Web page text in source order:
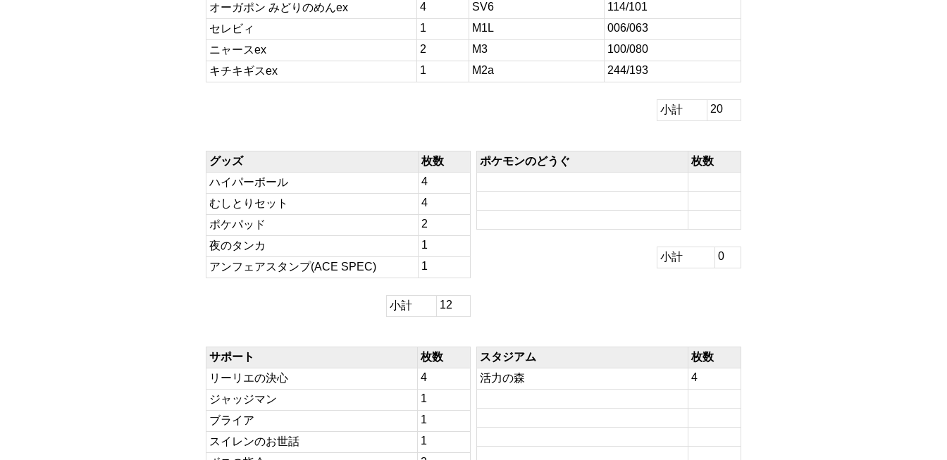
オーガポン みどりのめんex
4 SV6
114/101
セレビィ
1 M1L
006/063
ニャースex
2 M3
100/080
キチキギスex
1 M2a 244/193
小計 20
グッズ
枚数
ハイパーボール
4
むしとりセット
4
ポケパッド
2
夜のタンカ
1
アンフェアスタンプ(ACE SPEC)
1
小計 12
ポケモンのどうぐ 枚数
小計 0
サポート
枚数
リーリエの決心
4
ジャッジマン
1
ブライア
1
スイレンのお世話
1
スタジアム
枚数
活力の森
4